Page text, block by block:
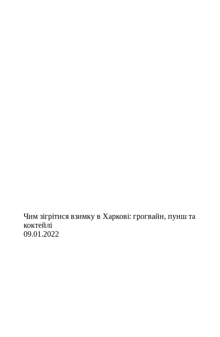
Чим зігрітися взимку в Харкові: грогвайн, пунш та
коктейлі
09.01.2022